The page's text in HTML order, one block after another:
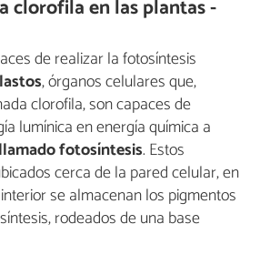
clorofila en las plantas -
de realizar la fotosíntesis
, órganos celulares que,
clorofila, son capaces de
lumínica en energía química a
fotosíntesis. Estos
cerca de la pared celular, en
se almacenan los pigmentos
rodeados de una base